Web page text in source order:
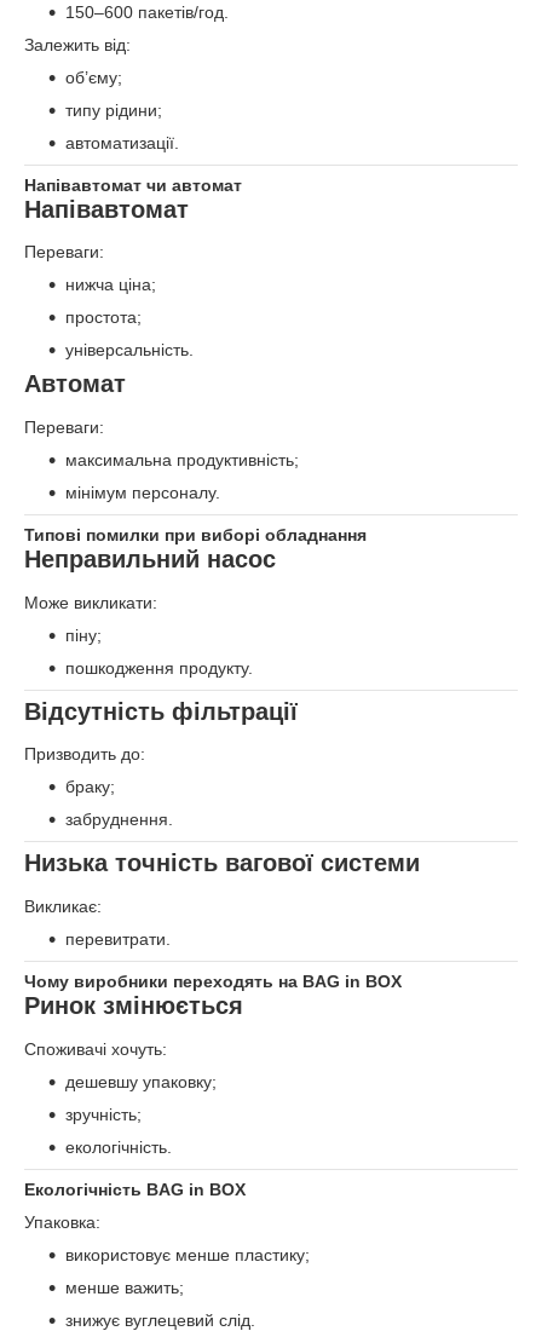
150–600 пакетів/год.
Залежить від:
об’єму;
типу рідини;
автоматизації.
Напівавтомат чи автомат
Напівавтомат
Переваги:
нижча ціна;
простота;
універсальність.
Автомат
Переваги:
максимальна продуктивність;
мінімум персоналу.
Типові помилки при виборі обладнання
Неправильний насос
Може викликати:
піну;
пошкодження продукту.
Відсутність фільтрації
Призводить до:
браку;
забруднення.
Низька точність вагової системи
Викликає:
перевитрати.
Чому виробники переходять на BAG in BOX
Ринок змінюється
Споживачі хочуть:
дешевшу упаковку;
зручність;
екологічність.
Екологічність BAG in BOX
Упаковка:
використовує менше пластику;
менше важить;
знижує вуглецевий слід.